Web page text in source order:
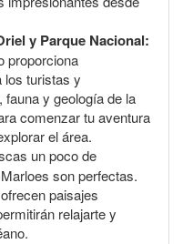
y Parque Nacional:
proporciona
los turistas y
y geología de la
comenzar tu aventura
el área.
un poco de
son perfectas.
paisajes
relajarte y